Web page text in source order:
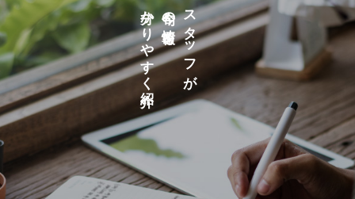
スタッフが
今旬の情報を
分かりやすく紹介